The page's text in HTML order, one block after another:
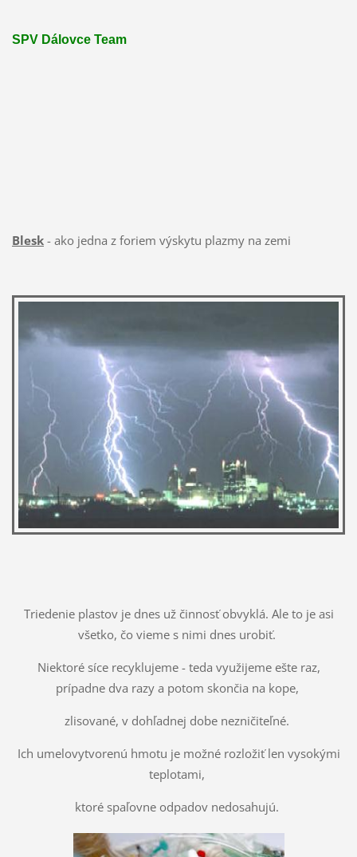
SPV Dálovce Team
Blesk- ako jedna z foriem výskytu plazmy na zemi
Triedenie plastov je dnes už činnosť obvyklá. Ale to je asi
všetko, čo vieme s nimi dnes urobiť.
Niektoré síce recyklujeme - teda využijeme ešte raz,
prípadne dva razy a potom skončia na kope,
zlisované, v dohľadnej dobe nezničiteľné.
Ich umelovytvorenú hmotu je možné rozložiť len vysokými
teplotami,
ktoré spaľovne odpadov nedosahujú.